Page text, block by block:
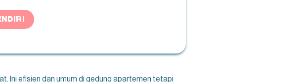
Ini efisien dan umum di gedung apartemen tetapi